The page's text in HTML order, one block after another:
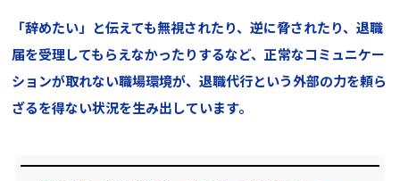
「辞めたい」と伝えても無視されたり、逆に脅されたり、退職
届を受理してもらえなかったりするなど、正常なコミュニケー
ションが取れない職場環境が、退職代行という外部の力を頼ら
ざるを得ない状況を生み出しています。